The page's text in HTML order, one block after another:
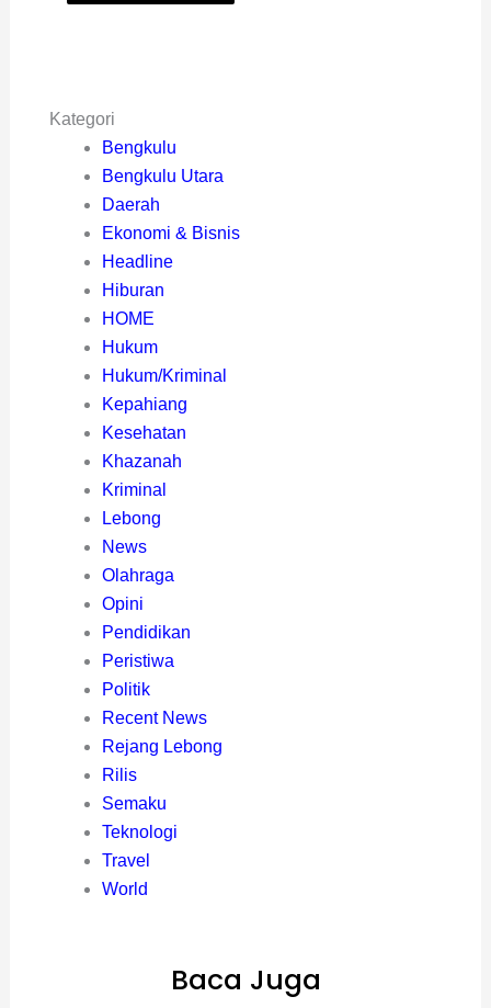
Kategori
Bengkulu
Bengkulu Utara
Daerah
Ekonomi & Bisnis
Headline
Hiburan
HOME
Hukum
Hukum/Kriminal
Kepahiang
Kesehatan
Khazanah
Kriminal
Lebong
News
Olahraga
Opini
Pendidikan
Peristiwa
Politik
Recent News
Rejang Lebong
Rilis
Semaku
Teknologi
Travel
World
Baca Juga